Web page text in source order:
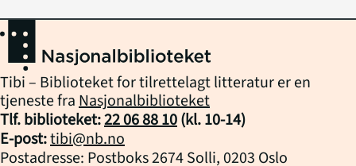
Tibi – Biblioteket for tilrettelagt litteratur er en
tjeneste fraNasjonalbiblioteket
Tlf. biblioteket:22 06 88 10(kl.10-14)
E-post:tibi@nb.no
Postadresse: Postboks 2674 Solli, 0203 Oslo